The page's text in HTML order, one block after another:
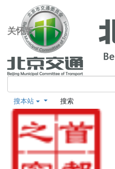
关怀版
搜本站 搜索